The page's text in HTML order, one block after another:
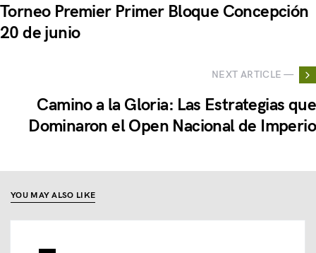
Torneo Premier Primer Bloque Concepción
20 de junio
NEXT ARTICLE —
Camino a la Gloria: Las Estrategias que
Dominaron el Open Nacional de Imperio
YOU MAY ALSO LIKE